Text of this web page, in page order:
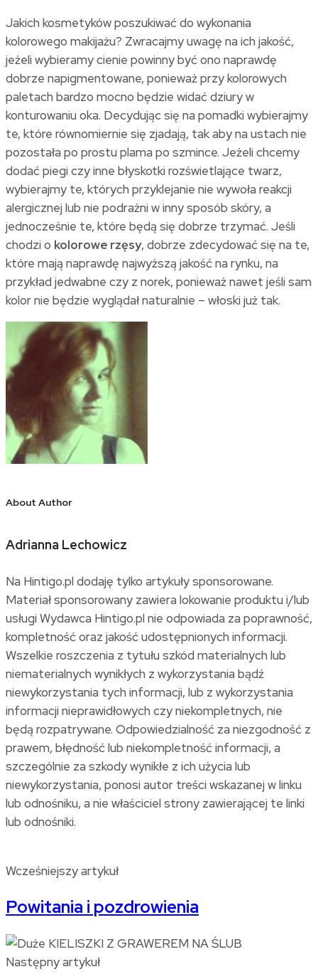
Jakich kosmetyków poszukiwać do wykonania
kolorowego makijażu? Zwracajmy uwagę na ich jakość,
jeżeli wybieramy cienie powinny być ono naprawdę
dobrze napigmentowane, ponieważ przy kolorowych
paletach bardzo mocno będzie widać dziury w
konturowaniu oka. Decydując się na pomadki wybierajmy
te, które równomiernie się zjadają, tak aby na ustach nie
pozostała po prostu plama po szmince. Jeżeli chcemy
dodać piegi czy inne błyskotki rozświetlające twarz,
wybierajmy te, których przyklejanie nie wywoła reakcji
alergicznej lub nie podrażni w inny sposób skóry, a
jednocześnie te, które będą się dobrze trzymać. Jeśli
chodzi o kolorowe rzęsy, dobrze zdecydować się na te,
które mają naprawdę najwyższą jakość na rynku, na
przykład jedwabne czy z norek, ponieważ nawet jeśli sam
kolor nie będzie wyglądał naturalnie – włoski już tak.
About Author
Adrianna Lechowicz
Na Hintigo.pl dodaję tylko artykuły sponsorowane.
Materiał sponsorowany zawiera lokowanie produktu i/lub
usługi Wydawca Hintigo.pl nie odpowiada za poprawność,
kompletność oraz jakość udostępnionych informacji.
Wszelkie roszczenia z tytułu szkód materialnych lub
niematerialnych wynikłych z wykorzystania bądź
niewykorzystania tych informacji, lub z wykorzystania
informacji nieprawidłowych czy niekompletnych, nie
będą rozpatrywane. Odpowiedzialność za niezgodność z
prawem, błędność lub niekompletność informacji, a
szczególnie za szkody wynikłe z ich użycia lub
niewykorzystania, ponosi autor treści wskazanej w linku
lub odnośniku, a nie właściciel strony zawierającej te linki
lub odnośniki.
Wcześniejszy artykuł
Powitania i pozdrowienia
Następny artykuł